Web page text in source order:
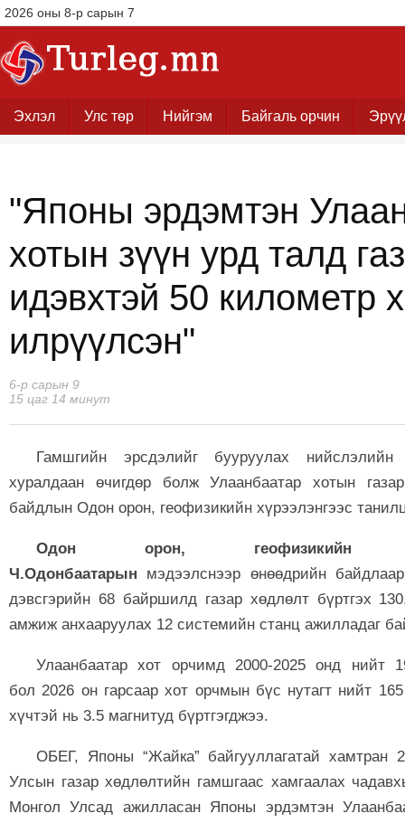
2026 оны 8-р сарын 7
Эхлэл Улс төр Нийгэм Байгаль орчин
"Японы эрдэмтэн
хотын зүүн урд талд
идэвхтэй 50 километр
илрүүлсэн"
6-р сарын 9
15 цаг 14 минут
Гамшгийн эрсдэлийг бууруулах
хуралдаан өчигдөр болж Улаанбаатар хотын
байдлын Одон орон, геофизикийн хүрээлэнгээс
Одон орон, геофизикийн
Ч.Одонбаатарын мэдээлснээр өнөөдрийн
дэвсгэрийн 68 байршилд газар хөдлөлт бүртгэх
амжиж анхааруулах 12 системийн станц ажилладаг
Улаанбаатар хот орчимд 2000-2025 онд нийт
бол 2026 он гарсаар хот орчмын бүс нутагт нийт
хүчтэй нь 3.5 магнитуд бүртгэгджээ.
ОБЕГ, Японы “Жайка” байгууллагатай хамтран
Улсын газар хөдлөлтийн гамшгаас хамгаалах
Монгол Улсад ажилласан Японы эрдэмтэн